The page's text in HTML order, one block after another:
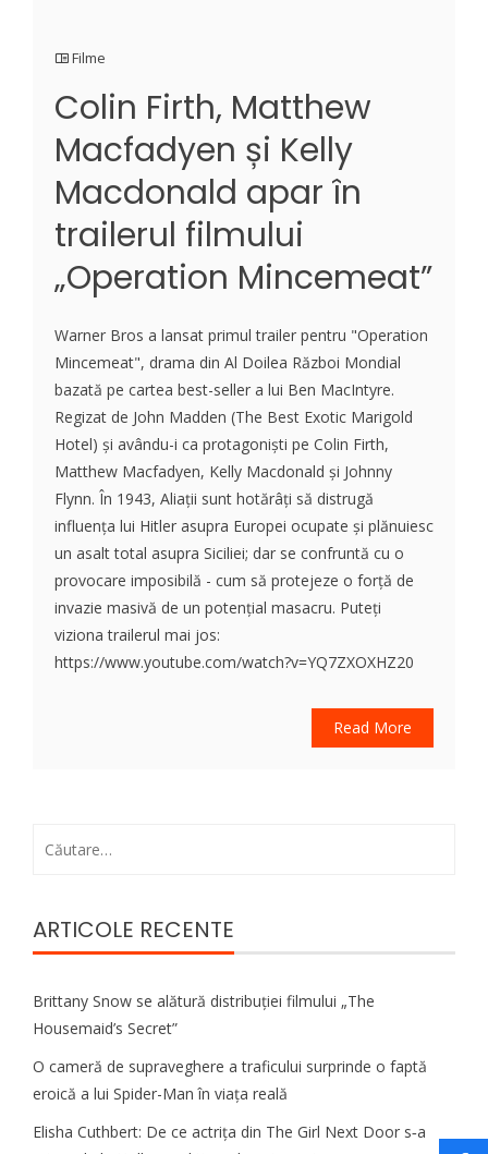
Filme
Colin Firth, Matthew
Macfadyen și Kelly
Macdonald apar în
trailerul filmului
„Operation Mincemeat”
Warner Bros a lansat primul trailer pentru "Operation
Mincemeat", drama din Al Doilea Război Mondial
bazată pe cartea best-seller a lui Ben MacIntyre.
Regizat de John Madden (The Best Exotic Marigold
Hotel) și avându-i ca protagoniști pe Colin Firth,
Matthew Macfadyen, Kelly Macdonald și Johnny
Flynn. În 1943, Aliații sunt hotărâți să distrugă
influența lui Hitler asupra Europei ocupate și plănuiesc
un asalt total asupra Siciliei; dar se confruntă cu o
provocare imposibilă - cum să protejeze o forță de
invazie masivă de un potențial masacru. Puteți
viziona trailerul mai jos:
https://www.youtube.com/watch?v=YQ7ZXOXHZ20
Read More
ARTICOLE RECENTE
Brittany Snow se alătură distribuției filmului „The
Housemaid’s Secret”
O cameră de supraveghere a traficului surprinde o faptă
eroică a lui Spider-Man în viața reală
Elisha Cuthbert: De ce actrița din The Girl Next Door s‑a